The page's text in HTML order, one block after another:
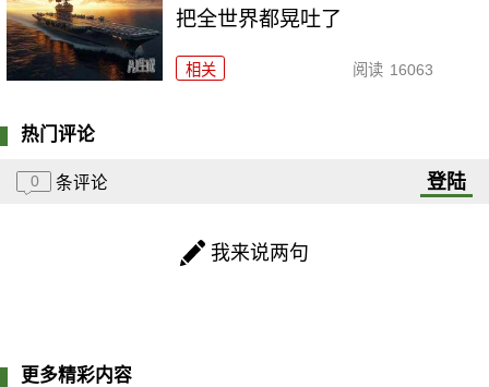
把全世界都晃吐了
相关 阅读 16063
热门评论
0 条评论 登陆
我来说两句
更多精彩内容